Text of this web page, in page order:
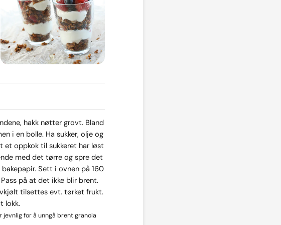
hakk nøtter grovt. Bland
i en bolle. Ha sukker, olje og
et oppkok til sukkeret har løst
med det tørre og spre det
Sett i ovnen på 160
på at det ikke blir brent.
tilsettes evt. tørket frukt.
lokk.
jevnlig for å unngå brent granola